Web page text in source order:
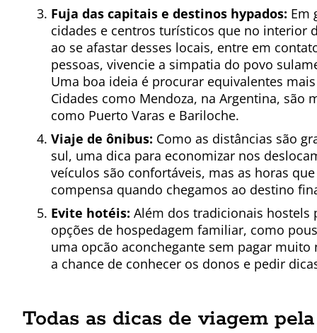
Fuja das capitais e destinos hypados: Em
cidades e centros turísticos que no interior
ao se afastar desses locais, entre em
pessoas, vivencie a simpatia do povo
Uma boa ideia é procurar equivalentes
Cidades como Mendoza, na Argentina,
como Puerto Varas e Bariloche.
Viaje de ônibus: Como as distâncias são
sul, uma dica para economizar nos
veículos são confortáveis, mas as horas
compensa quando chegamos ao destino
Evite hotéis: Além dos tradicionais hostels
opções de hospedagem familiar, como
uma opcão aconchegante sem pagar
a chance de conhecer os donos e pedir
Todas as dicas de viagem